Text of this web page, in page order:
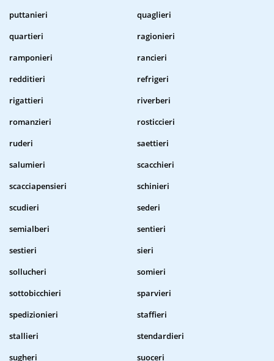
puttanieri
quaglieri
quartieri
ragionieri
ramponieri
rancieri
redditieri
refrigeri
rigattieri
riverberi
romanzieri
rosticcieri
ruderi
saettieri
salumieri
scacchieri
scacciapensieri
schinieri
scudieri
sederi
semialberi
sentieri
sestieri
sieri
sollucheri
somieri
sottobicchieri
sparvieri
spedizionieri
staffieri
stallieri
stendardieri
sugheri
suoceri